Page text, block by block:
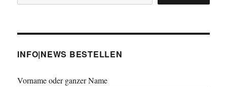
INFO|NEWS BESTELLEN
Vorname oder ganzer Name